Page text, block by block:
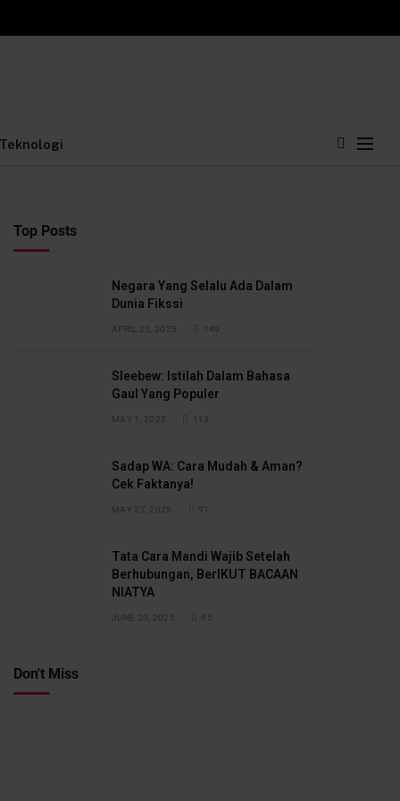
Teknologi
Top Posts
Negara Yang Selalu Ada Dalam
Dunia Fikssi
APRIL 25, 2025 149
Sleebew: Istilah Dalam Bahasa
Gaul Yang Populer
MAY 1, 2025 113
Sadap WA: Cara Mudah & Aman?
Cek Faktanya!
MAY 27, 2025 91
Tata Cara Mandi Wajib Setelah
Berhubungan, BerIKUT BACAAN
NIATYA
JUNE 20, 2025 85
Don't Miss